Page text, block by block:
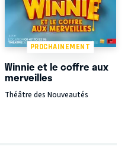
PROCHAINEMENT
Winnie et le coffre aux
merveilles
Théâtre des Nouveautés